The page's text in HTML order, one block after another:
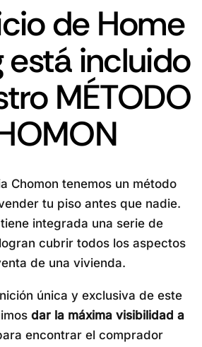
de Home
está incluido
MÉTODO
Chomon tenemos un método
tu piso antes que nadie.
integrada una serie de
cubrir todos los aspectos
de una vivienda.
única y exclusiva de este
dar la máxima visibilidad a
encontrar el comprador